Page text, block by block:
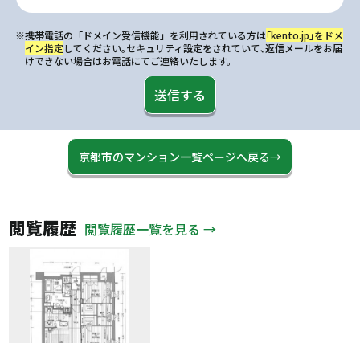
※携帯電話の「ドメイン受信機能」を利用されている方は｢kento.jp｣をドメ
イン指定してください｡セキュリティ設定をされていて､返信メールをお届
けできない場合はお電話にてご連絡いたします。
送信する
京都市のマンション一覧ページへ戻る→
閲覧履歴 閲覧履歴一覧を見る →